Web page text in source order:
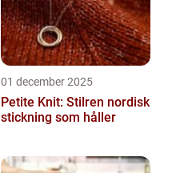
01 december 2025
Petite Knit: Stilren nordisk
stickning som håller